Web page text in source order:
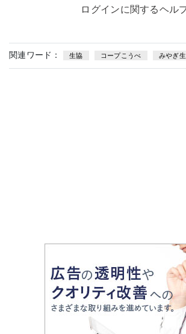
ログインに関するヘル
関連ワード： 生協 コープこうべ みやぎ